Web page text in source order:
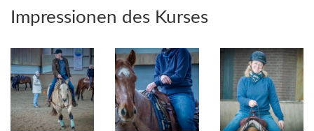
Impressionen des Kurses